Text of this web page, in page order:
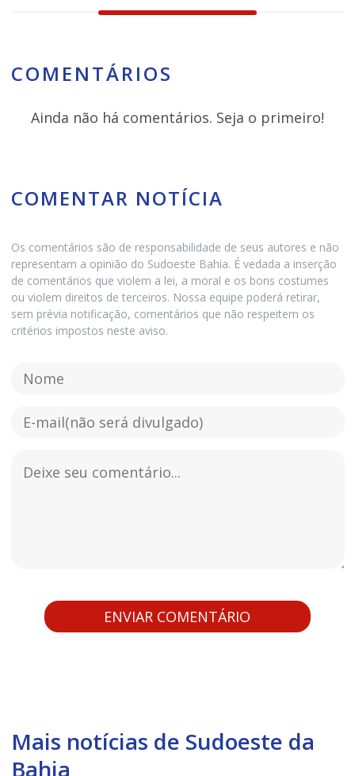
COMENTÁRIOS
Ainda não há comentários. Seja o primeiro!
COMENTAR NOTÍCIA
Os comentários são de responsabilidade de seus autores e não
representam a opinião do Sudoeste Bahia. É vedada a inserção
de comentários que violem a lei, a moral e os bons costumes
ou violem direitos de terceiros. Nossa equipe poderá retirar,
sem prévia notificação, comentários que não respeitem os
critérios impostos neste aviso.
Mais notícias de Sudoeste da
Bahia